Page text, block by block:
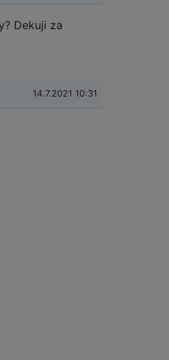
Dekuji za
14.7.2021 10:31